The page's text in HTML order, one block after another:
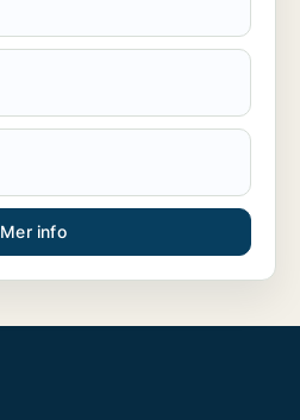
Mer info